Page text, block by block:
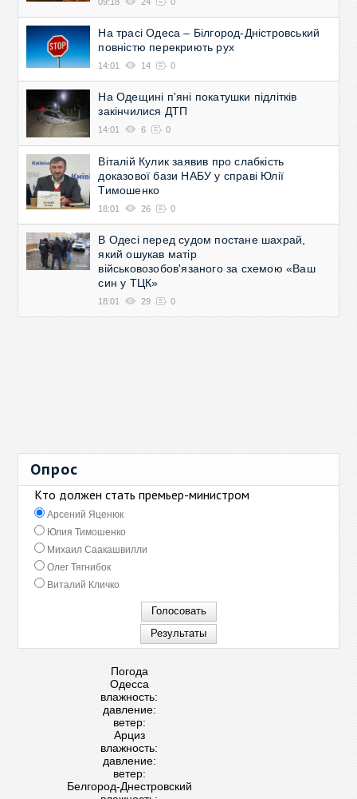
На трасі Одеса – Білгород-Дністровський
повністю перекриють рух
14:01 14 0
На Одещині п'яні покатушки підлітків
закінчилися ДТП
14:01 6 0
Віталій Кулик заявив про слабкість
доказової бази НАБУ у справі Юлії
Тимошенко
18:01 26 0
В Одесі перед судом постане шахрай,
який ошукав матір
військовозобов'язаного за схемою «Ваш
син у ТЦК»
18:01 29 0
Опрос
Кто должен стать премьер-министром
Арсений Яценюк
Юлия Тимошенко
Михаил Саакашвилли
Олег Тягнибок
Виталий Кличко
Погода
Одесса
влажность:
давление:
ветер:
Арциз
влажность:
давление:
ветер:
Белгород-Днестровский